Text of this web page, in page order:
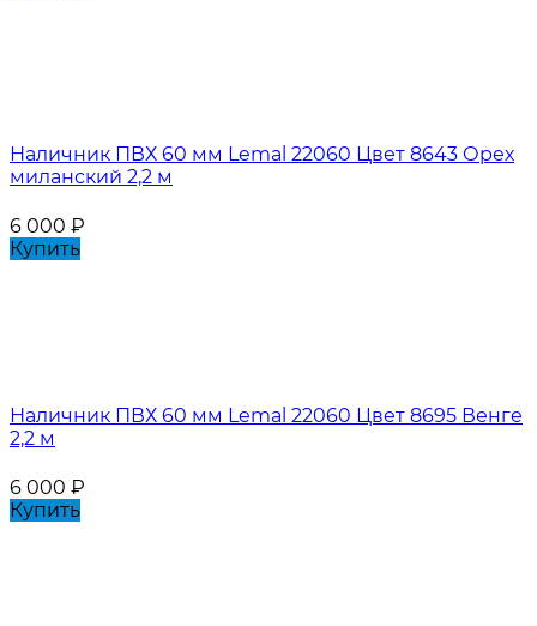
Наличник ПВХ 60 мм Lemal 22060 Цвет 8643 Орех
миланский 2,2 м
6 000 ₽
Купить
Наличник ПВХ 60 мм Lemal 22060 Цвет 8695 Венге
2,2 м
6 000 ₽
Купить